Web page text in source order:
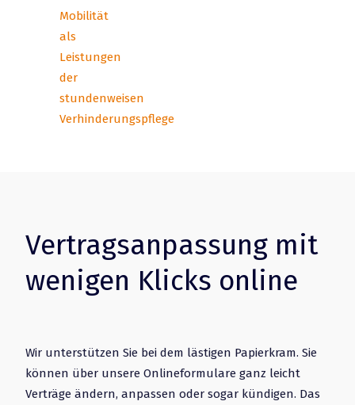
Mobilität
als
Leistungen
der
stundenweisen
Verhinderungspflege
Vertragsanpassung mit
wenigen Klicks online
Wir unterstützen Sie bei dem lästigen Papierkram. Sie
können über unsere Onlineformulare ganz leicht
Verträge ändern, anpassen oder sogar kündigen. Das